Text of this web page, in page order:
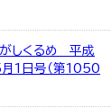
しくるめ 平成
1日号（第1050